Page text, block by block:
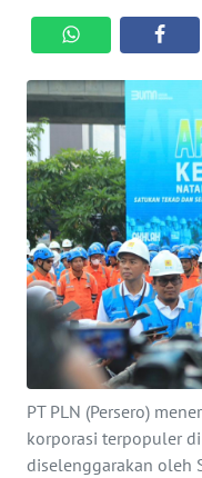
PT PLN (Persero)
korporasi terpopuler
diselenggarakan oleh
SERBI
OPINI
Informasi
INDEKS
BERITA
KONTAK
KAMI
INFO
IKLAN
TENTANG
KAMI